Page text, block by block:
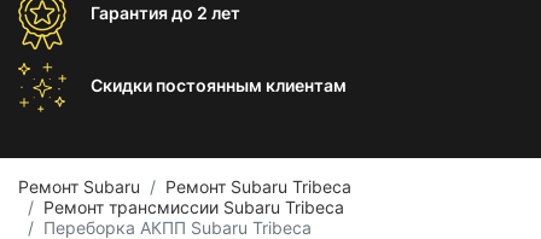
Гарантиядо 2 лет
Скидки постоянным клиентам
Ремонт Subaru
Ремонт Subaru Tribeca
Ремонт трансмиссии Subaru Tribeca
Переборка АКПП Subaru Tribeca